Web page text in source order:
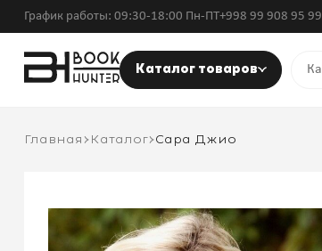
График работы: 09:30-18:00 Пн-ПТ+998 99 908 95 99
Каталог товаров
Главная Каталог Сара Джио